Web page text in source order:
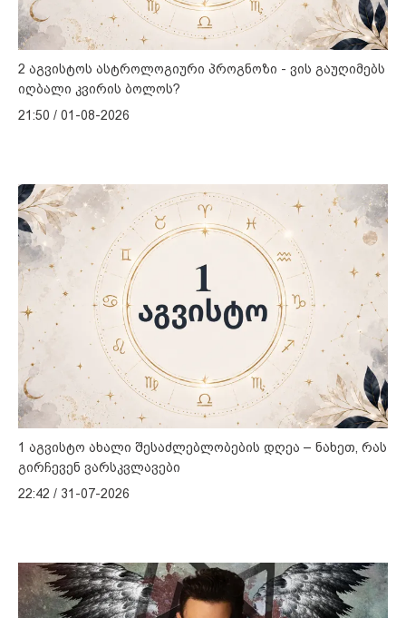
2 აგვისტოს ასტროლოგიური პროგნოზი - ვის გაუღიმებს
იღბალი კვირის ბოლოს?
21:50 / 01-08-2026
1 აგვისტო ახალი შესაძლებლობების დღეა – ნახეთ, რას
გირჩევენ ვარსკვლავები
22:42 / 31-07-2026